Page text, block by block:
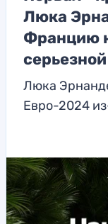
Люка
Францию
Люка
Евро-2024